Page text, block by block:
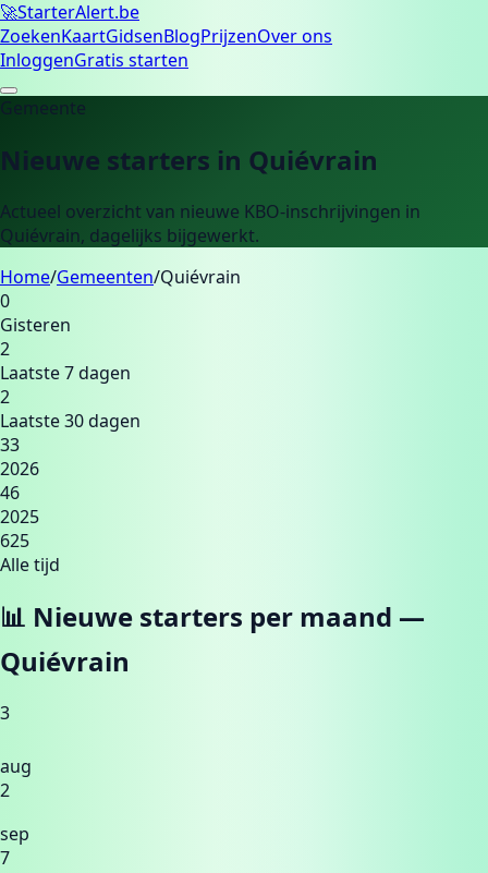
🚀StarterAlert.be
ZoekenKaartGidsenBlogPrijzenOver ons
InloggenGratis starten
Gemeente
Nieuwe starters in Quiévrain
Actueel overzicht van nieuwe KBO-inschrijvingen in
Quiévrain, dagelijks bijgewerkt.
Home/Gemeenten/Quiévrain
0
Gisteren
2
Laatste 7 dagen
2
Laatste 30 dagen
33
2026
46
2025
625
Alle tijd
📊 Nieuwe starters per maand —
Quiévrain
3
aug
2
sep
7